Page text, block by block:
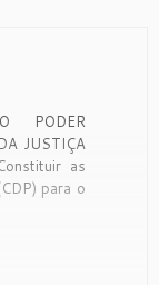
PODER
JUSTIÇA
as
para o